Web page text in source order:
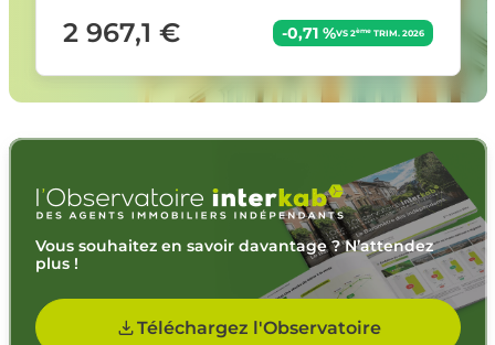
2 967,1 € -0,71 %VS 2èmeTRIM. 2026
Vous souhaitez en savoir davantage ? N’attendez
plus !
Téléchargez l'Observatoire